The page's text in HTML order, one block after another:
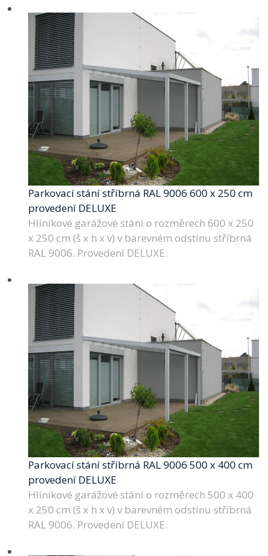
Parkovací stání stříbrná RAL 9006 600 x 250 cm
provedení DELUXE
Hliníkové garážové stání o rozměrech 600 x 250
x 250 cm (š x h x v) v barevném odstínu stříbrná
RAL 9006. Provedení DELUXE.
Parkovací stání stříbrná RAL 9006 500 x 400 cm
provedení DELUXE
Hliníkové garážové stání o rozměrech 500 x 400
x 250 cm (š x h x v) v barevném odstínu stříbrná
RAL 9006. Provedení DELUXE.